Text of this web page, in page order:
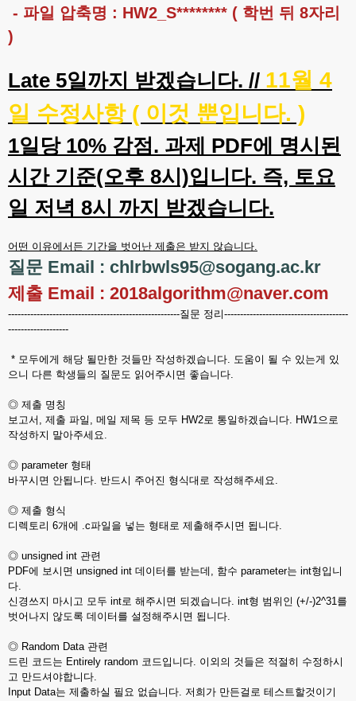
- 파일 압축명 : HW2_S******** ( 학번 뒤 8자리
)
Late 5일까지 받겠습니다. // 11월 4
일 수정사항 ( 이것 뿐입니다. )
1일당 10% 감점. 과제 PDF에 명시된
시간 기준(오후 8시)입니다. 즉, 토요
일 저녁 8시 까지 받겠습니다.
어떤 이유에서든 기간을 벗어난 제출은 받지 않습니다.
질문 Email : chlrbwls95@sogang.ac.kr
제출 Email : 2018algorithm@naver.com
------------------------------------------------------질문 정리---------------------------------------
-------------------
* 모두에게 해당 될만한 것들만 작성하겠습니다. 도움이 될 수 있는게 있
으니 다른 학생들의 질문도 읽어주시면 좋습니다.
◎ 제출 명칭
보고서, 제출 파일, 메일 제목 등 모두 HW2로 통일하겠습니다. HW1으로
작성하지 말아주세요.
◎ parameter 형태
바꾸시면 안됩니다. 반드시 주어진 형식대로 작성해주세요.
◎ 제출 형식
디렉토리 6개에 .c파일을 넣는 형태로 제출해주시면 됩니다.
◎ unsigned int 관련
PDF에 보시면 unsigned int 데이터를 받는데, 함수 parameter는 int형입니
다.
신경쓰지 마시고 모두 int로 해주시면 되겠습니다. int형 범위인 (+/-)2^31를
벗어나지 않도록 데이터를 설정해주시면 됩니다.
◎ Random Data 관련
드린 코드는 Entirely random 코드입니다. 이외의 것들은 적절히 수정하시
고 만드셔야합니다.
Input Data는 제출하실 필요 없습니다. 저희가 만든걸로 테스트할것이기